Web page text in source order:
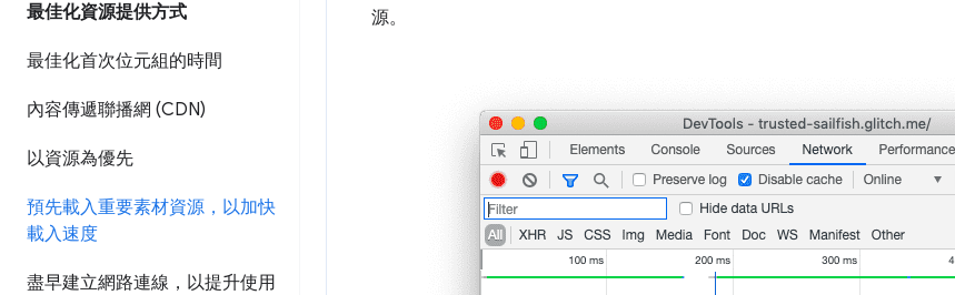
最佳化資源提供方式
最佳化首次位元組的時間
內容傳遞聯播網 (CDN)
以資源為優先
預先載入重要素材資源，以加快
載入速度
盡早建立網路連線，以提升使用
源。